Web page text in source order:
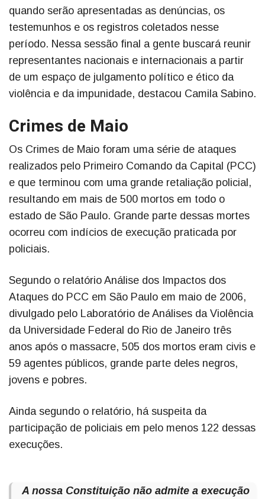
quando serão apresentadas as denúncias, os
testemunhos e os registros coletados nesse
período. Nessa sessão final a gente buscará reunir
representantes nacionais e internacionais a partir
de um espaço de julgamento político e ético da
violência e da impunidade, destacou Camila Sabino.
Crimes de Maio
Os Crimes de Maio foram uma série de ataques
realizados pelo Primeiro Comando da Capital (PCC)
e que terminou com uma grande retaliação policial,
resultando em mais de 500 mortos em todo o
estado de São Paulo. Grande parte dessas mortes
ocorreu com indícios de execução praticada por
policiais.
Segundo o relatório Análise dos Impactos dos
Ataques do PCC em São Paulo em maio de 2006,
divulgado pelo Laboratório de Análises da Violência
da Universidade Federal do Rio de Janeiro três
anos após o massacre, 505 dos mortos eram civis e
59 agentes públicos, grande parte deles negros,
jovens e pobres.
Ainda segundo o relatório, há suspeita da
participação de policiais em pelo menos 122 dessas
execuções.
A nossa Constituição não admite a execução